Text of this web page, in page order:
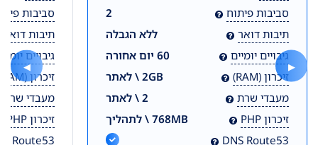
◀
סביבות פיתוח
2
תיבות דואר
ללא הגבלה
גיבויים יומיים
60 יום אחורה
זיכרון (RAM)
2GB \ לאתר
מעבדי שרת
2 \ לאתר
זיכרון PHP
768MB \ לתהליך
DNS Route53
סביבות
תיבות דואר
גיבויים
זיכרון (RAM)
מעבדי שרת
זיכרון PHP
Route53
▶